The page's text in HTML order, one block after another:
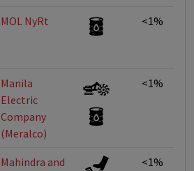
MOL NyRt <1%
Manila
Electric
Company
(Meralco)
<1%
Mahindra and
<1%